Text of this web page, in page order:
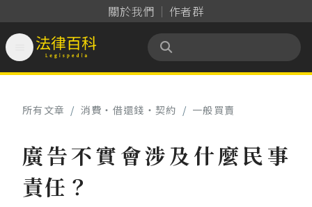
關於我們 作者群
法律百科 Legispedia
所有文章 / 消費‧借還錢‧契約 / 一般買賣
廣告不實會涉及什麼民事
責任？